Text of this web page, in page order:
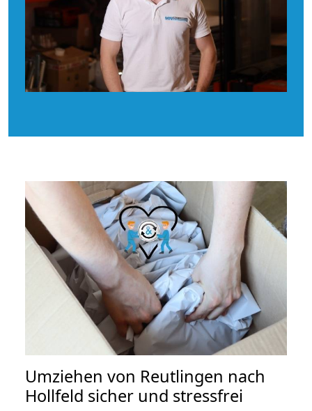
Umziehen von Reutlingen nach
Hollfeld sicher und stressfrei